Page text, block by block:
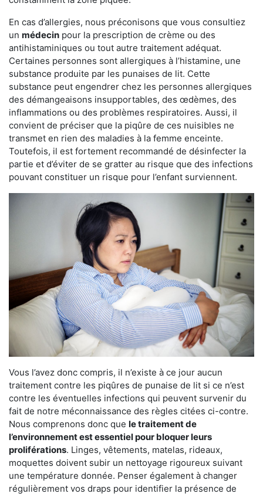
En cas d’allergies, nous préconisons que vous consultiez
un médecin pour la prescription de crème ou des
antihistaminiques ou tout autre traitement adéquat.
Certaines personnes sont allergiques à l’histamine, une
substance produite par les punaises de lit. Cette
substance peut engendrer chez les personnes allergiques
des démangeaisons insupportables, des œdèmes, des
inflammations ou des problèmes respiratoires. Aussi, il
convient de préciser que la piqûre de ces nuisibles ne
transmet en rien des maladies à la femme enceinte.
Toutefois, il est fortement recommandé de désinfecter la
partie et d’éviter de se gratter au risque que des infections
pouvant constituer un risque pour l’enfant surviennent.
Vous l’avez donc compris, il n’existe à ce jour aucun
traitement contre les piqûres de punaise de lit si ce n’est
contre les éventuelles infections qui peuvent survenir du
fait de notre méconnaissance des règles citées ci-contre.
Nous comprenons donc que le traitement de
l’environnement est essentiel pour bloquer leurs
proliférations. Linges, vêtements, matelas, rideaux,
moquettes doivent subir un nettoyage rigoureux suivant
une température donnée. Penser également à changer
régulièrement vos draps pour identifier la présence de